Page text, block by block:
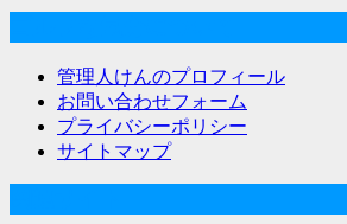
管理人けんのプロフィール
お問い合わせフォーム
プライバシーポリシー
サイトマップ